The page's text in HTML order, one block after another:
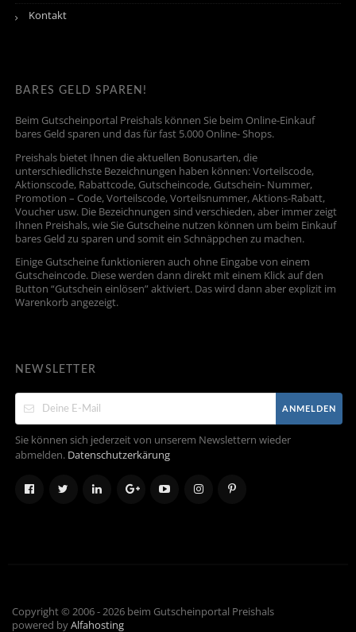
Kontakt
BARES GELD SPAREN!
Beim Gutscheinportal Preishals können Sie beim Online-Einkauf
bares Geld sparen und das für fast 5.000 Online- Shops.
Preishals bietet Ihnen die aktuellen Bonusarten, die
unterschiedlichste Bezeichnungen haben können: Vorteilscode,
Aktionscode, Rabattcode, Gutscheincode, Gutschein- Nummer,
Promotion – Code, Vorteilscode, Vorteilsnummer, Aktions-Rabatt,
Voucher usw. Die Bezeichnungen sind verschieden, aber immer zeigt
Ihnen Preishals, wie Sie Gutscheine nutzen können um beim Einkauf
bares Geld zu sparen und somit ein Schnäppchen zu machen.
Einige Gutscheine funktionieren auch ohne Eingabe von einem
Gutscheincode. Diese werden dann direkt mit einem Klick auf den
Button “Gutschein einlösen” aktiviert. Das wird dann aber explizit im
Warenkorb angezeigt.
NEWSLETTER
ANMELDEN
Sie können sich jederzeit von unserem Newslettern wieder
abmelden. Datenschutzerkärung
Copyright © 2006 - 2026 beim Gutscheinportal Preishals
powered byAlfahosting